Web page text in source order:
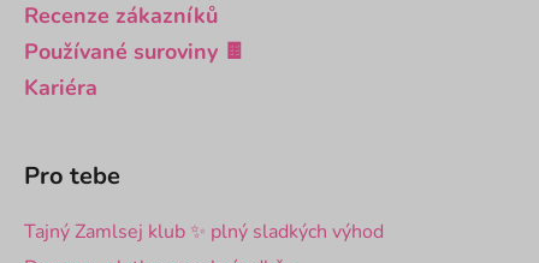
Recenze zákazníků
Používané suroviny 🍫
Kariéra
Pro tebe
Tajný Zamlsej klub ✨ plný sladkých výhod